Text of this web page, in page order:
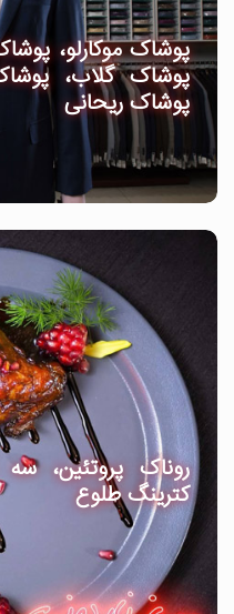
پوشاک موکارلو،
پوشاک گلاب،
پوشاک ریحانی
روناک پروتئین، سه
کترینگ طلوع